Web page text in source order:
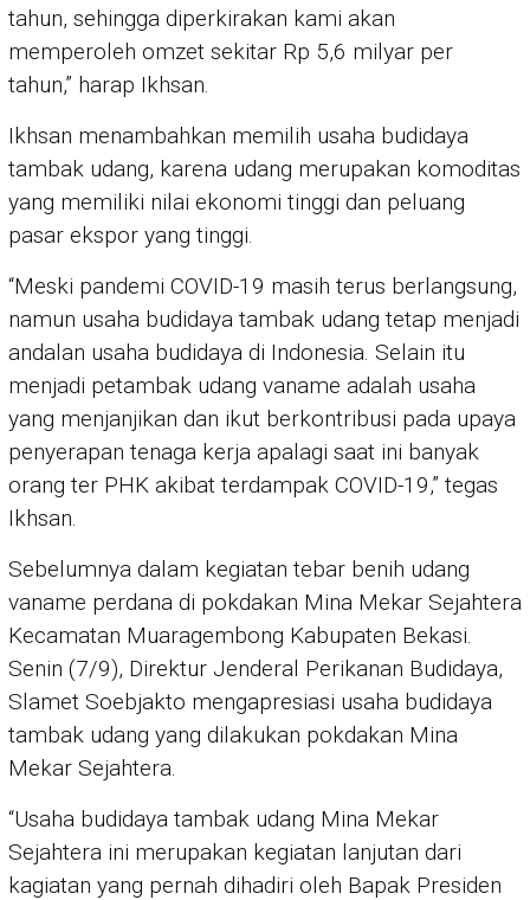
tahun, sehingga diperkirakan kami akan
memperoleh omzet sekitar Rp 5,6 milyar per
tahun,” harap Ikhsan.
Ikhsan menambahkan memilih usaha budidaya
tambak udang, karena udang merupakan komoditas
yang memiliki nilai ekonomi tinggi dan peluang
pasar ekspor yang tinggi.
“Meski pandemi COVID-19 masih terus berlangsung,
namun usaha budidaya tambak udang tetap menjadi
andalan usaha budidaya di Indonesia. Selain itu
menjadi petambak udang vaname adalah usaha
yang menjanjikan dan ikut berkontribusi pada upaya
penyerapan tenaga kerja apalagi saat ini banyak
orang ter PHK akibat terdampak COVID-19,” tegas
Ikhsan.
Sebelumnya dalam kegiatan tebar benih udang
vaname perdana di pokdakan Mina Mekar Sejahtera
Kecamatan Muaragembong Kabupaten Bekasi.
Senin (7/9), Direktur Jenderal Perikanan Budidaya,
Slamet Soebjakto mengapresiasi usaha budidaya
tambak udang yang dilakukan pokdakan Mina
Mekar Sejahtera.
“Usaha budidaya tambak udang Mina Mekar
Sejahtera ini merupakan kegiatan lanjutan dari
kagiatan yang pernah dihadiri oleh Bapak Presiden